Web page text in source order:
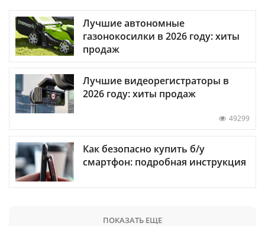
Лучшие автономные
газонокосилки в 2026 году: хиты
продаж
Лучшие видеорегистраторы в
2026 году: хиты продаж
49299
Как безопасно купить б/у
смартфон: подробная инструкция
ПОКАЗАТЬ ЕЩЕ